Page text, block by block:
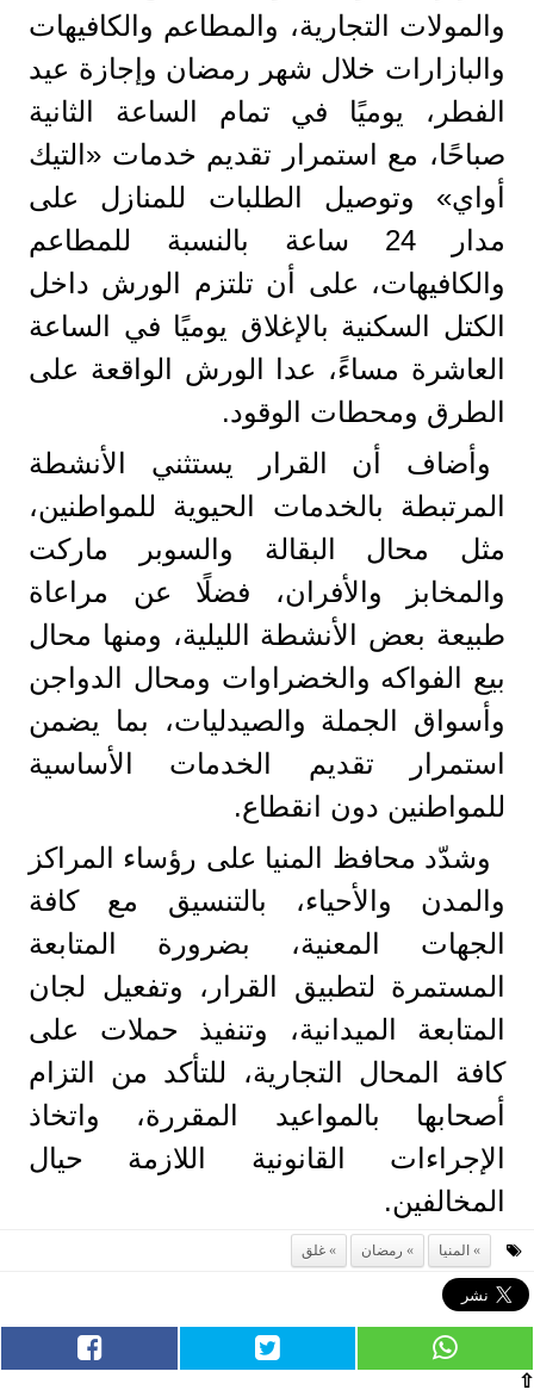
والمولات التجارية، والمطاعم والكافيهات
والبازارات خلال شهر رمضان وإجازة عيد
الفطر، يوميًا في تمام الساعة الثانية
صباحًا، مع استمرار تقديم خدمات «التيك
أواي» وتوصيل الطلبات للمنازل على
مدار 24 ساعة بالنسبة للمطاعم
والكافيهات، على أن تلتزم الورش داخل
الكتل السكنية بالإغلاق يوميًا في الساعة
العاشرة مساءً، عدا الورش الواقعة على
الطرق ومحطات الوقود.
وأضاف أن القرار يستثني الأنشطة
المرتبطة بالخدمات الحيوية للمواطنين،
مثل محال البقالة والسوبر ماركت
والمخابز والأفران، فضلًا عن مراعاة
طبيعة بعض الأنشطة الليلية، ومنها محال
بيع الفواكه والخضراوات ومحال الدواجن
وأسواق الجملة والصيدليات، بما يضمن
استمرار تقديم الخدمات الأساسية
للمواطنين دون انقطاع.
وشدّد محافظ المنيا على رؤساء المراكز
والمدن والأحياء، بالتنسيق مع كافة
الجهات المعنية، بضرورة المتابعة
المستمرة لتطبيق القرار، وتفعيل لجان
المتابعة الميدانية، وتنفيذ حملات على
كافة المحال التجارية، للتأكد من التزام
أصحابها بالمواعيد المقررة، واتخاذ
الإجراءات القانونية اللازمة حيال
المخالفين.
المنيا رمضان غلق
⇧